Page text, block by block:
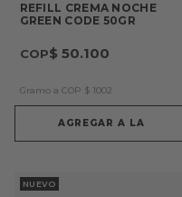
REFILL CREMA NOCHE
GREEN CODE 50GR
$ 50.100
Gramo a COP $ 1002
AGREGAR A LA
NUEVO